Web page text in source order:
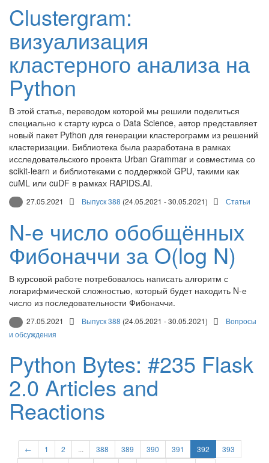
Clustergram:
визуализация
кластерного анализа на
Python
В этой статье, переводом которой мы решили поделиться
специально к старту курса о Data Science, автор представляет
новый пакет Python для генерации кластерограмм из решений
кластеризации. Библиотека была разработана в рамках
исследовательского проекта Urban Grammar и совместима со
scikit-learn и библиотеками с поддержкой GPU, такими как
cuML или cuDF в рамках RAPIDS.AI.
27.05.2021 Выпуск 388 (24.05.2021 - 30.05.2021) Статьи
N-e число обобщённых
Фибоначчи за O(log N)
В курсовой работе потребовалось написать алгоритм с
логарифмической сложностью, который будет находить N-е
число из последовательности Фибоначчи.
27.05.2021 Выпуск 388 (24.05.2021 - 30.05.2021)
Вопросы
и обсуждения
Python Bytes: #235 Flask
2.0 Articles and
Reactions
← 1 2 ... 388 389 390 391 392
393